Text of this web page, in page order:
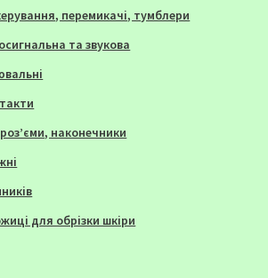
перемикачі, тумблери
та звукова
наконечники
для обрізки шкіри